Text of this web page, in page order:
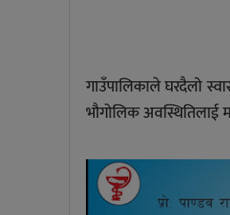
गाउँपालिकाले घरदैलो
भौगोलिक अवस्थितिलाई